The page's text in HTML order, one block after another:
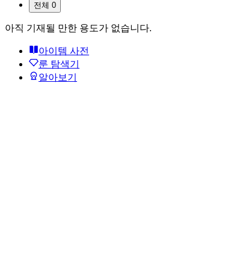
전체 0
아직 기재될 만한 용도가 없습니다.
아이템 사전
룬 탐색기
알아보기